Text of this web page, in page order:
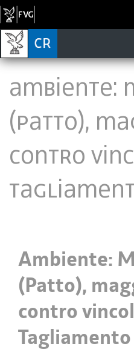
Ambiente:
(Patto),
contro
Ambiente:
(Patto),
contro
Tagliamento